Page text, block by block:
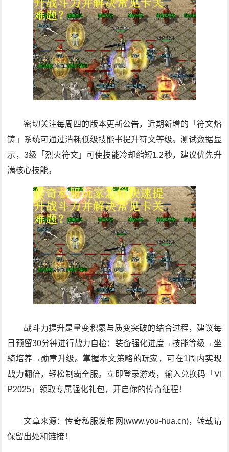
密切关注每周四的版本更新公告，近期新增的「符文熔
铸」系统可通过消耗低级技能书提升符文等级。测试数据显
示，3级「烈火符文」可使技能冷却缩短1.2秒，建议优先升
满核心技能。
战斗力提升是量变积累与质变突破的结合过程，建议每
日预留30分钟进行战力自检：装备强化进度→技能等级→坐
骑培养→勋章升级。掌握本文策略的玩家，可在1周内实现
战力翻倍，轻松制霸全服。立即登录游戏，输入兑换码「VI
P2025」领取专属强化礼包，开启你的传奇征程！
文章来源：传奇私服发布网(www.you-hua.cn)，转载请
保留出处和链接！